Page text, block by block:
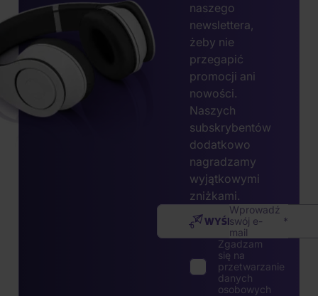
naszego
newslettera,
żeby nie
przegapić
promocji ani
nowości.
Naszych
subskrybentów
dodatkowo
nagradzamy
wyjątkowymi
zniżkami.
Wprowadź
swój e-
mail
WYŚLIJ
Zgadzam
się na
przetwarzanie
danych
osobowych